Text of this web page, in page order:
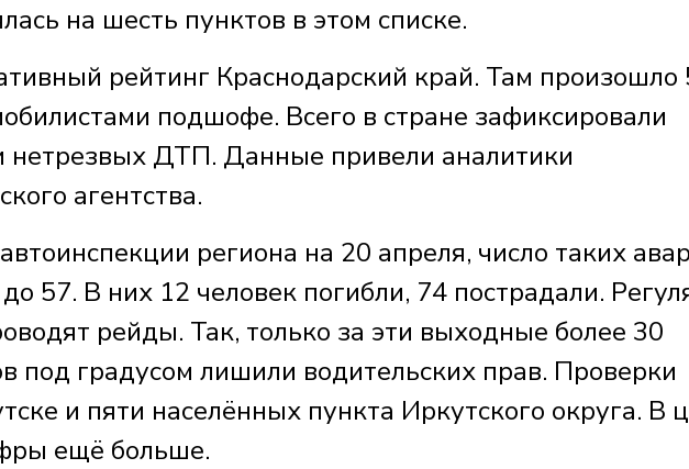
на шесть пунктов в этом списке.
рейтинг Краснодарский край. Там произошло
подшофе. Всего в стране зафиксировали
нетрезвых ДТП. Данные привели аналитики
агентства.
региона на 20 апреля, число таких
57. В них 12 человек погибли, 74 пострадали.
рейды. Так, только за эти выходные более 30
под градусом лишили водительских прав. Проверки
и пяти населённых пункта Иркутского округа. В
ещё больше.